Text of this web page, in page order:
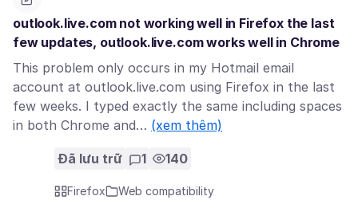
outlook.live.com not working well in Firefox the last
few updates, outlook.live.com works well in Chrome
This problem only occurs in my Hotmail email
account at outlook.live.com using Firefox in the last
few weeks. I typed exactly the same including spaces
in both Chrome and… (xem thêm)
Đã lưu trữ 1 140
Firefox
Web compatibility